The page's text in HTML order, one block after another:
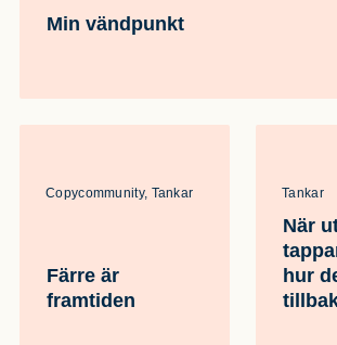
Min vändpunkt
Copycommunity, Tankar
Färre är
framtiden
Tankar
När
hur